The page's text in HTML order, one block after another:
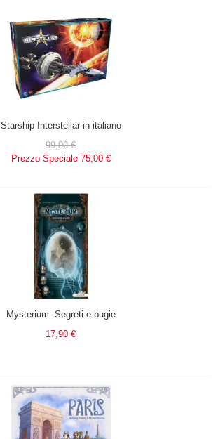
Starship Interstellar in italiano
99,00 €
Prezzo Speciale 75,00 €
Mysterium: Segreti e bugie
17,90 €